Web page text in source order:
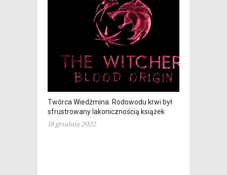
Twórca Wiedźmina. Rodowodu krwi był
sfrustrowany lakonicznością książek
18 grudnia 2022